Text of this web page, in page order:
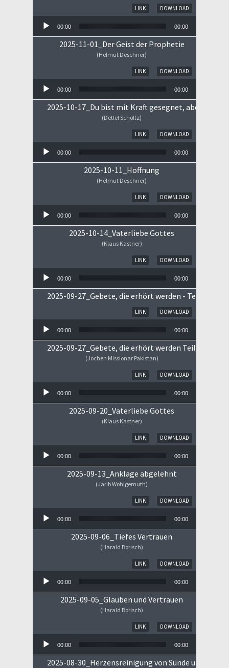
DOWNLOAD
LINK
00:00 00:00
2025-11-01_Der Geist der Prophetie
(Helmut Deschner)
DOWNLOAD
LINK
00:00 00:00
2025-10-17_Du bist mit Kraft gesegnet, aber ...
(Detlef Scholtz)
DOWNLOAD
LINK
00:00 00:00
2025-10-11_Hoffnung
(Helmut Deschner)
DOWNLOAD
LINK
00:00 00:00
2025-10-14_Vaterliebe Gottes
(Klaus Kastner)
DOWNLOAD
LINK
00:00 00:00
2025-09-27_Gebete, die erhört werden - Teil II
DOWNLOAD
LINK
00:00 00:00
2025-09-27_Gebete, die erhört werden Teil I
(Jochen Missionar Pakistan)
DOWNLOAD
LINK
00:00 00:00
2025-09-20_Vaterliebe Gottes
(Klaus Kastner)
DOWNLOAD
LINK
00:00 00:00
2025-09-13_Anklage abgelehnt
(Jarib Wohlgemuth)
DOWNLOAD
LINK
00:00 00:00
2025-09-06_Tiefes Vertrauen
(Harald Borisch)
DOWNLOAD
LINK
00:00 00:00
2025-09-05_Glauben und Vertrauen
(Harald Borisch)
DOWNLOAD
LINK
00:00 00:00
2025-08-30_Herzensreinigung von Sünde und Sorge